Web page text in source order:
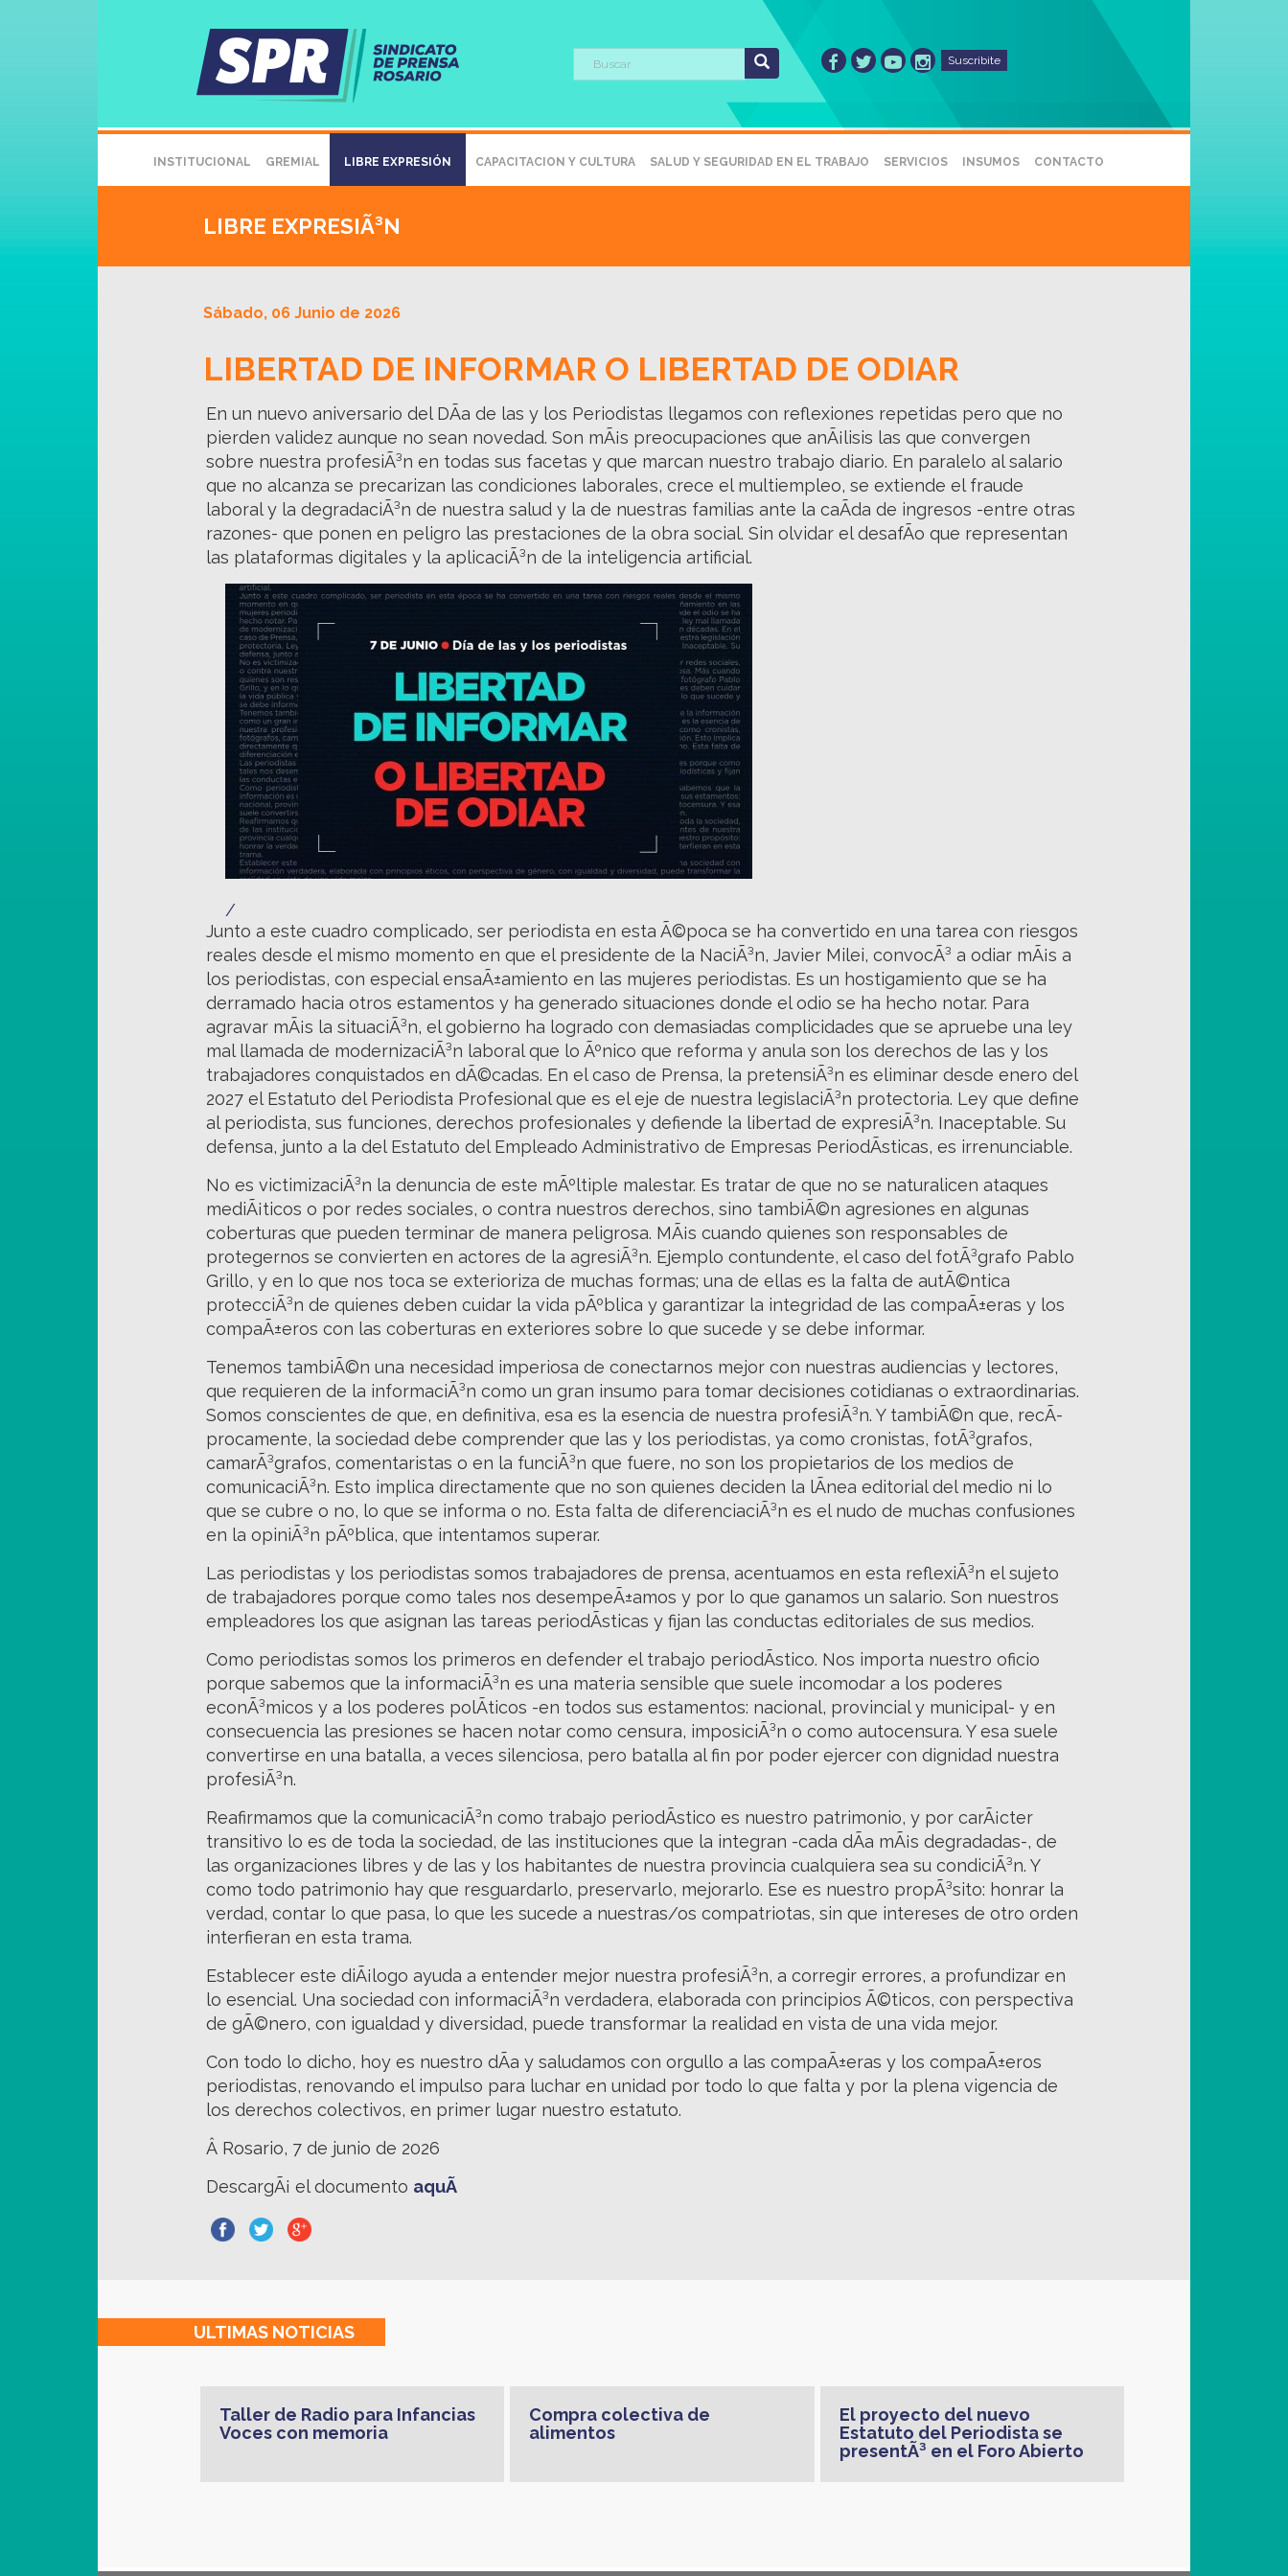
Suscribite
INSTITUCIONAL GREMIAL LIBRE EXPRESIÓN CAPACITACION Y CULTURA SALUD Y SEGURIDAD EN EL TRABAJO SERVICIOS INSUMOS CONTACTO
LIBRE EXPRESIÃ³N
Sábado, 06 Junio de 2026
LIBERTAD DE INFORMAR O LIBERTAD DE ODIAR
En un nuevo aniversario del DÃ­a de las y los Periodistas llegamos con reflexiones repetidas pero que no
pierden validez aunque no sean novedad. Son mÃ¡s preocupaciones que anÃ¡lisis las que convergen
sobre nuestra profesiÃ³n en todas sus facetas y que marcan nuestro trabajo diario. En paralelo al salario
que no alcanza se precarizan las condiciones laborales, crece el multiempleo, se extiende el fraude
laboral y la degradaciÃ³n de nuestra salud y la de nuestras familias ante la caÃ­da de ingresos -entre otras
razones- que ponen en peligro las prestaciones de la obra social. Sin olvidar el desafÃ­o que representan
las plataformas digitales y la aplicaciÃ³n de la inteligencia artificial.
/
Junto a este cuadro complicado, ser periodista en esta Ã©poca se ha convertido en una tarea con riesgos
reales desde el mismo momento en que el presidente de la NaciÃ³n, Javier Milei, convocÃ³ a odiar mÃ¡s a
los periodistas, con especial ensaÃ±amiento en las mujeres periodistas. Es un hostigamiento que se ha
derramado hacia otros estamentos y ha generado situaciones donde el odio se ha hecho notar. Para
agravar mÃ¡s la situaciÃ³n, el gobierno ha logrado con demasiadas complicidades que se apruebe una ley
mal llamada de modernizaciÃ³n laboral que lo Ãºnico que reforma y anula son los derechos de las y los
trabajadores conquistados en dÃ©cadas. En el caso de Prensa, la pretensiÃ³n es eliminar desde enero del
2027 el Estatuto del Periodista Profesional que es el eje de nuestra legislaciÃ³n protectoria. Ley que define
al periodista, sus funciones, derechos profesionales y defiende la libertad de expresiÃ³n. Inaceptable. Su
defensa, junto a la del Estatuto del Empleado Administrativo de Empresas PeriodÃ­sticas, es irrenunciable.
No es victimizaciÃ³n la denuncia de este mÃºltiple malestar. Es tratar de que no se naturalicen ataques
mediÃ¡ticos o por redes sociales, o contra nuestros derechos, sino tambiÃ©n agresiones en algunas
coberturas que pueden terminar de manera peligrosa. MÃ¡s cuando quienes son responsables de
protegernos se convierten en actores de la agresiÃ³n. Ejemplo contundente, el caso del fotÃ³grafo Pablo
Grillo, y en lo que nos toca se exterioriza de muchas formas; una de ellas es la falta de autÃ©ntica
protecciÃ³n de quienes deben cuidar la vida pÃºblica y garantizar la integridad de las compaÃ±eras y los
compaÃ±eros con las coberturas en exteriores sobre lo que sucede y se debe informar.
Tenemos tambiÃ©n una necesidad imperiosa de conectarnos mejor con nuestras audiencias y lectores,
que requieren de la informaciÃ³n como un gran insumo para tomar decisiones cotidianas o extraordinarias.
Somos conscientes de que, en definitiva, esa es la esencia de nuestra profesiÃ³n. Y tambiÃ©n que, recÃ­
procamente, la sociedad debe comprender que las y los periodistas, ya como cronistas, fotÃ³grafos,
camarÃ³grafos, comentaristas o en la funciÃ³n que fuere, no son los propietarios de los medios de
comunicaciÃ³n. Esto implica directamente que no son quienes deciden la lÃ­nea editorial del medio ni lo
que se cubre o no, lo que se informa o no. Esta falta de diferenciaciÃ³n es el nudo de muchas confusiones
en la opiniÃ³n pÃºblica, que intentamos superar.
Las periodistas y los periodistas somos trabajadores de prensa, acentuamos en esta reflexiÃ³n el sujeto
de trabajadores porque como tales nos desempeÃ±amos y por lo que ganamos un salario. Son nuestros
empleadores los que asignan las tareas periodÃ­sticas y fijan las conductas editoriales de sus medios.
Como periodistas somos los primeros en defender el trabajo periodÃ­stico. Nos importa nuestro oficio
porque sabemos que la informaciÃ³n es una materia sensible que suele incomodar a los poderes
econÃ³micos y a los poderes polÃ­ticos -en todos sus estamentos: nacional, provincial y municipal- y en
consecuencia las presiones se hacen notar como censura, imposiciÃ³n o como autocensura. Y esa suele
convertirse en una batalla, a veces silenciosa, pero batalla al fin por poder ejercer con dignidad nuestra
profesiÃ³n.
Reafirmamos que la comunicaciÃ³n como trabajo periodÃ­stico es nuestro patrimonio, y por carÃ¡cter
transitivo lo es de toda la sociedad, de las instituciones que la integran -cada dÃ­a mÃ¡s degradadas-, de
las organizaciones libres y de las y los habitantes de nuestra provincia cualquiera sea su condiciÃ³n. Y
como todo patrimonio hay que resguardarlo, preservarlo, mejorarlo. Ese es nuestro propÃ³sito: honrar la
verdad, contar lo que pasa, lo que les sucede a nuestras/os compatriotas, sin que intereses de otro orden
interfieran en esta trama.
Establecer este diÃ¡logo ayuda a entender mejor nuestra profesiÃ³n, a corregir errores, a profundizar en
lo esencial. Una sociedad con informaciÃ³n verdadera, elaborada con principios Ã©ticos, con perspectiva
de gÃ©nero, con igualdad y diversidad, puede transformar la realidad en vista de una vida mejor.
Con todo lo dicho, hoy es nuestro dÃ­a y saludamos con orgullo a las compaÃ±eras y los compaÃ±eros
periodistas, renovando el impulso para luchar en unidad por todo lo que falta y por la plena vigencia de
los derechos colectivos, en primer lugar nuestro estatuto.
Â Rosario, 7 de junio de 2026
DescargÃ¡ el documento aquÃ­
ULTIMAS NOTICIAS
Taller de Radio para Infancias
Voces con memoria
Compra colectiva de
alimentos
El proyecto del nuevo
Estatuto del Periodista se
presentÃ³ en el Foro Abierto